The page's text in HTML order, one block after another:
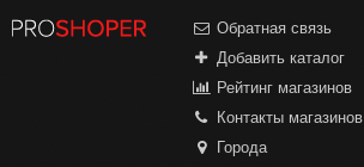
Обратная связь
Добавить каталог
Рейтинг магазинов
Контакты магазинов
Города